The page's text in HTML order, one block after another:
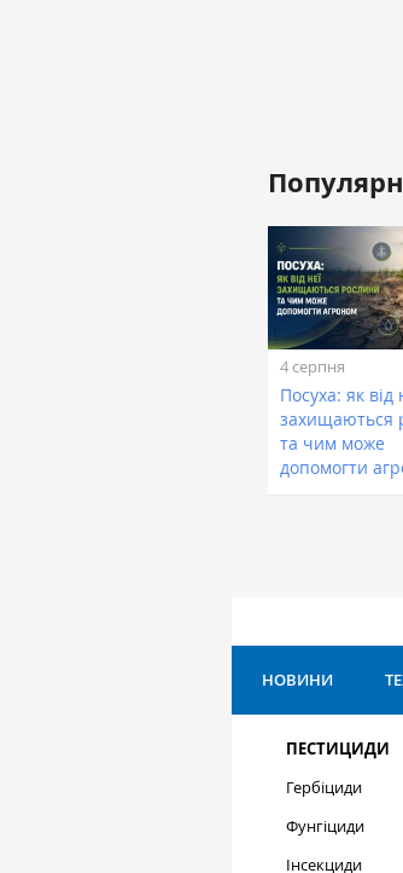
4 серпня
Посуха: як від
захищаються
та чим може
допомогти
НОВИНИ
ПЕСТИЦИДИ
Гербіциди
Фунгіциди
Інсекциди